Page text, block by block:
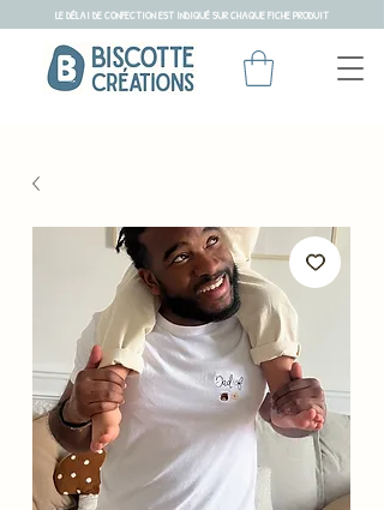
LE DÉLAI DE CONFECTION EST INDIQUÉ SUR CHAQUE FICHE PRODUIT